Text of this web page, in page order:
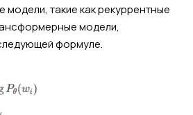
модели, такие как рекуррентные
модели,
формуле.